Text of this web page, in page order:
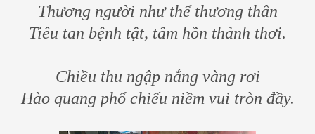
Thương người như thể thương thân
Tiêu tan bệnh tật, tâm hồn thảnh thơi.
Chiều thu ngập nắng vàng rơi
Hào quang phổ chiếu niềm vui tròn đầy.